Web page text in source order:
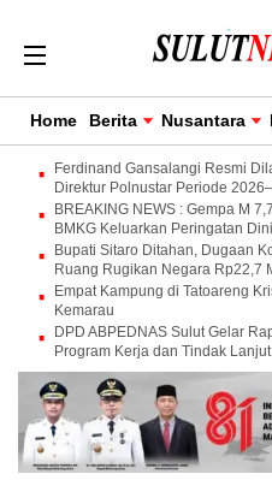
Home Berita Nusantara
Ferdinand Gansalangi Resmi
Direktur Polnustar Periode
BREAKING NEWS : Gempa M
BMKG Keluarkan Peringatan
Bupati Sitaro Ditahan, Dugaan
Ruang Rugikan Negara Rp22,7
Empat Kampung di Tatoareng
Kemarau
DPD ABPEDNAS Sulut Gelar
Program Kerja dan Tindak